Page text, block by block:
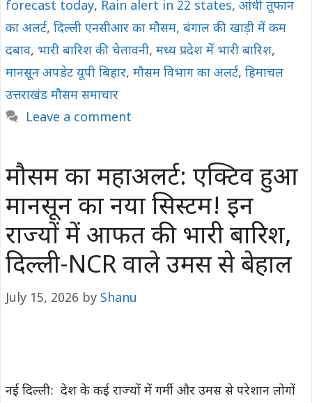
forecast today, Rain alert in 22 states, आंधी तूफान
का अलर्ट, दिल्ली एनसीआर का मौसम, बंगाल की खाड़ी में कम
दबाव, भारी बारिश की चेतावनी, मध्य प्रदेश में भारी बारिश,
मानसून अपडेट यूपी बिहार, मौसम विभाग का अलर्ट, हिमाचल
उत्तराखंड मौसम समाचार
Leave a comment
मौसम का महाअलर्ट: एक्टिव हुआ
मानसून का नया सिस्टम! इन
राज्यों में आफत की भारी बारिश,
दिल्ली-NCR वाले उमस से बेहाल
July 15, 2026 by Shanu
नई दिल्ली: देश के कई राज्यों में गर्मी और उमस से परेशान लोगों